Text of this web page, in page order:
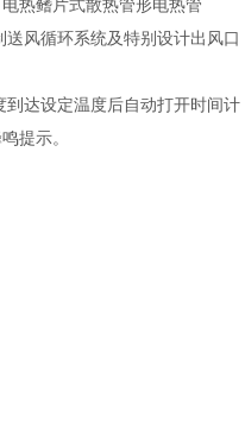
热鳍片式散热管形电热管
送风循环系统及特别设计出风口
到达设定温度后自动打开时间
提示。